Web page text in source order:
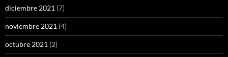
diciembre 2021 (7)
noviembre 2021 (4)
octubre 2021 (2)